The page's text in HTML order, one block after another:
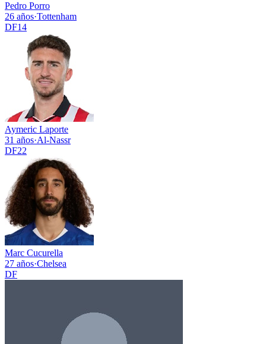
Pedro Porro
26 años·Tottenham
DF14
Aymeric Laporte
31 años·Al-Nassr
DF22
Marc Cucurella
27 años·Chelsea
DF